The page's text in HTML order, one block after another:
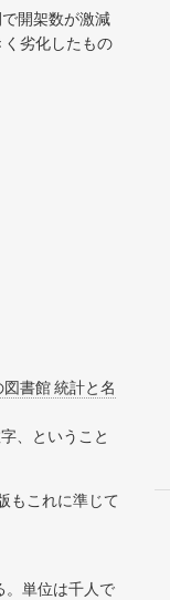
開架数が激減
劣化したもの
図書館 統計と名
、ということ
もこれに準じて
。単位は千人で